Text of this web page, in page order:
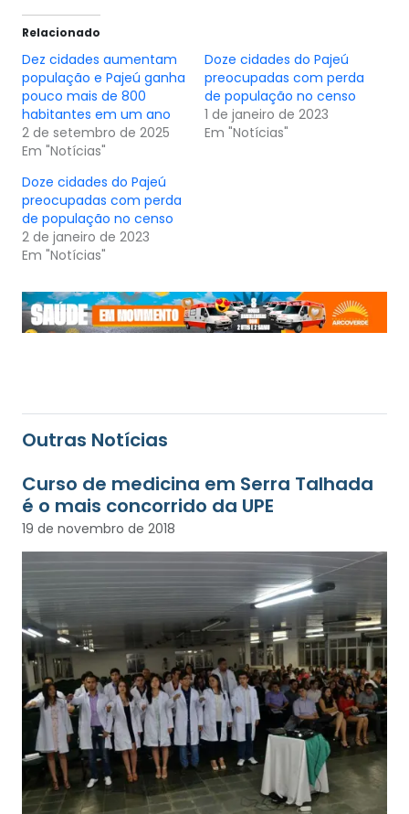
Relacionado
Dez cidades aumentam
população e Pajeú ganha
pouco mais de 800
habitantes em um ano
2 de setembro de 2025
Em "Notícias"
Doze cidades do Pajeú
preocupadas com perda
de população no censo
1 de janeiro de 2023
Em "Notícias"
Doze cidades do Pajeú
preocupadas com perda
de população no censo
2 de janeiro de 2023
Em "Notícias"
Outras Notícias
Curso de medicina em Serra Talhada
é o mais concorrido da UPE
19 de novembro de 2018